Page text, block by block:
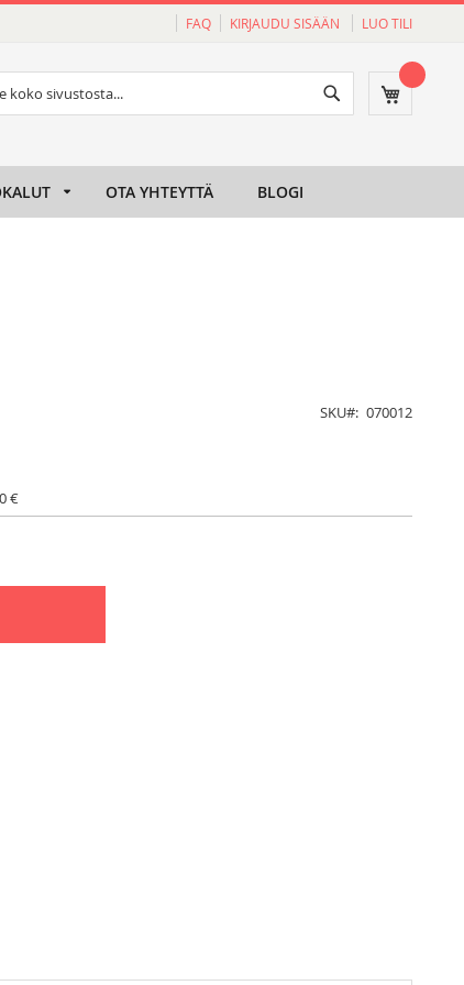
FAQ KIRJAUDU SISÄÄN LUO TILI
Ostoskori
OTA YHTEYTTÄ BLOGI
€
SKU 070012